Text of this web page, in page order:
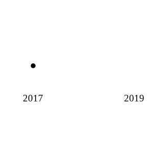
2017 2019